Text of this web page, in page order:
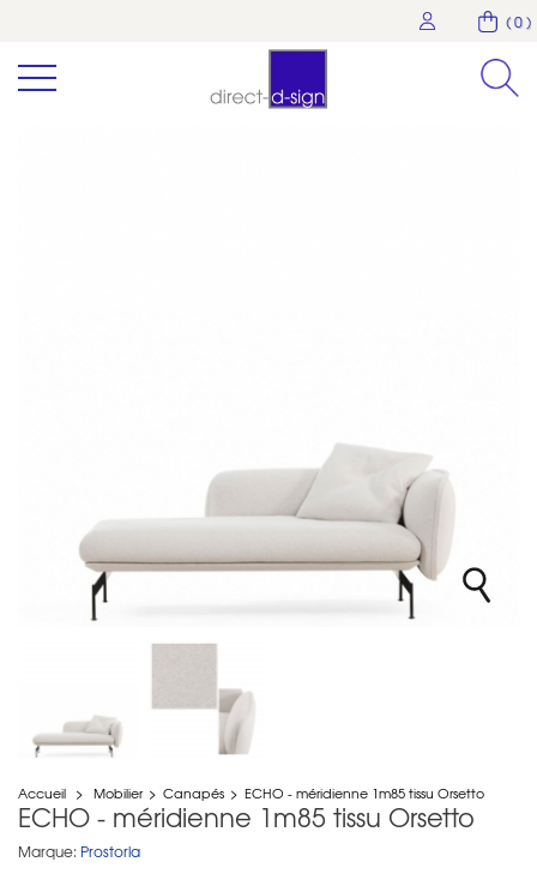
( 0 )
Accueil > Mobilier > Canapés > ECHO - méridienne 1m85 tissu Orsetto
ECHO - méridienne 1m85 tissu Orsetto
Marque: Prostoria